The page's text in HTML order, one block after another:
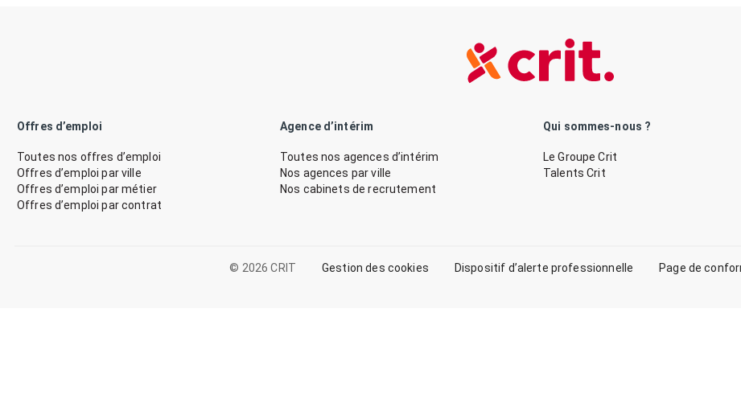
Offres d’emploi
Toutes nos offres d’emploi
Offres d’emploi par ville
Offres d’emploi par métier
Offres d’emploi par contrat
Agence d’intérim
Toutes nos agences d’intérim
Nos agences par ville
Nos cabinets de recrutement
Qui sommes-nous ?
Le Groupe Crit
Talents Crit
© 2026 CRIT Gestion des cookies Dispositif d’alerte professionnelle Page de